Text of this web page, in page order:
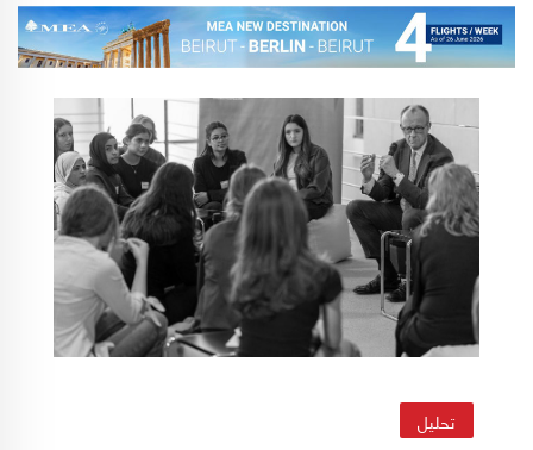
تحليل